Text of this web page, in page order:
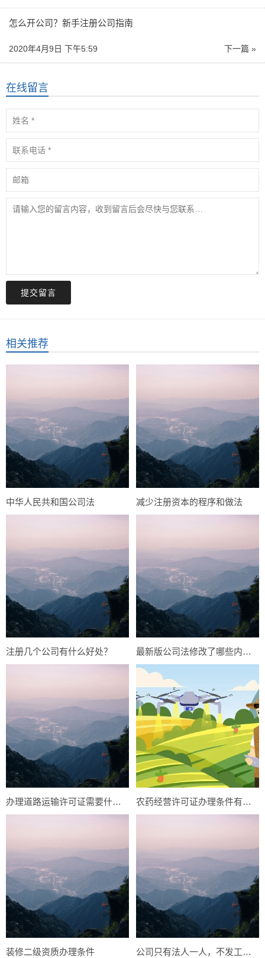
怎么开公司？新手注册公司指南
下一篇 »
2020年4月9日 下午5:59
在线留言
提交留言
相关推荐
中华人民共和国公司法 减少注册资本的程序和做法
注册几个公司有什么好处？ 最新版公司法修改了哪些内容？
办理道路运输许可证需要什么条件？ 农药经营许可证办理条件有什么？
装修二级资质办理条件 公司只有法人一人，不发工资，不交社保，零申报个税，违法吗？